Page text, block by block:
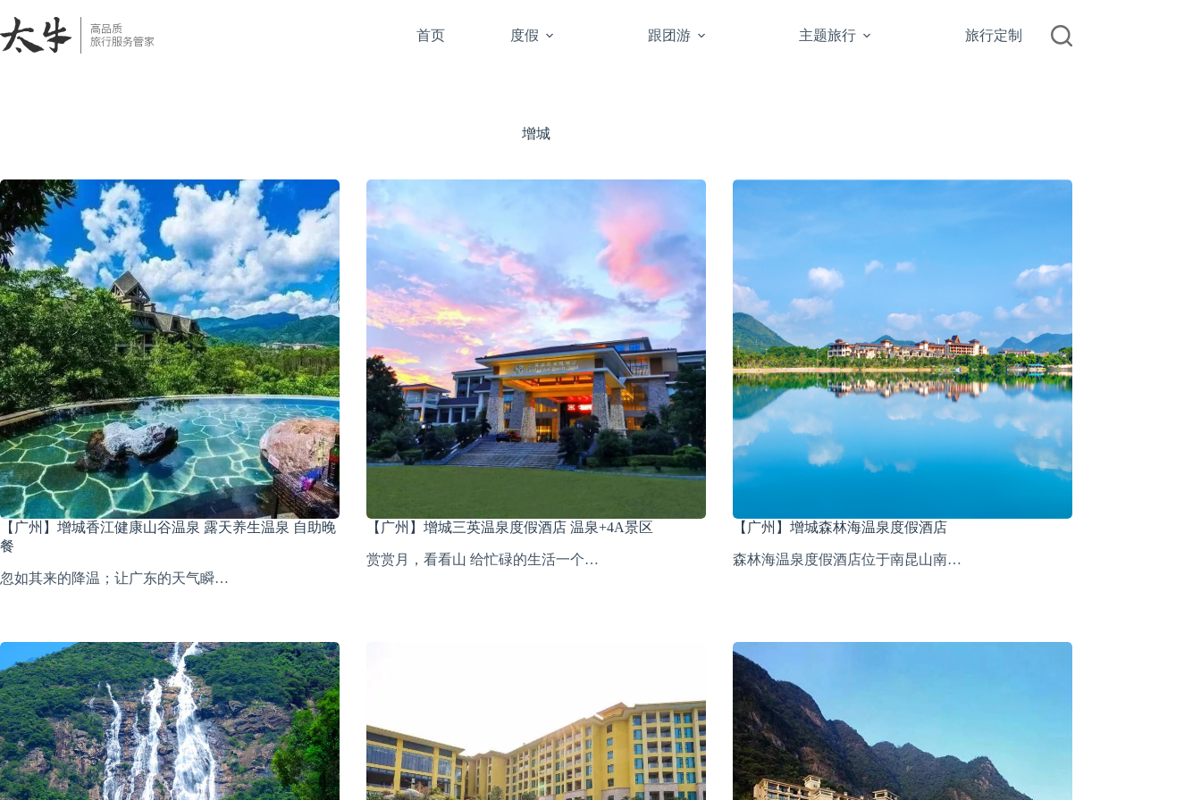
内
首页 度假 跟团游 主题旅行 旅行定制
增城
【广州】增城香江健康山谷温泉 露天养生温泉 自助晚
餐
忽如其来的降温；让广东的天气瞬…
【广州】增城三英温泉度假酒店 温泉+4A景区
赏赏月，看看山 给忙碌的生活一个…
【广州】增城森林海温泉度假酒店
森林海温泉度假酒店位于南昆山南…